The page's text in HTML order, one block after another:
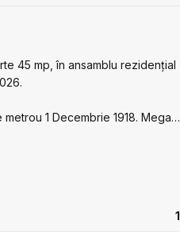
45 mp, în ansamblu rezidențial
1 Decembrie 1918. Mega
1